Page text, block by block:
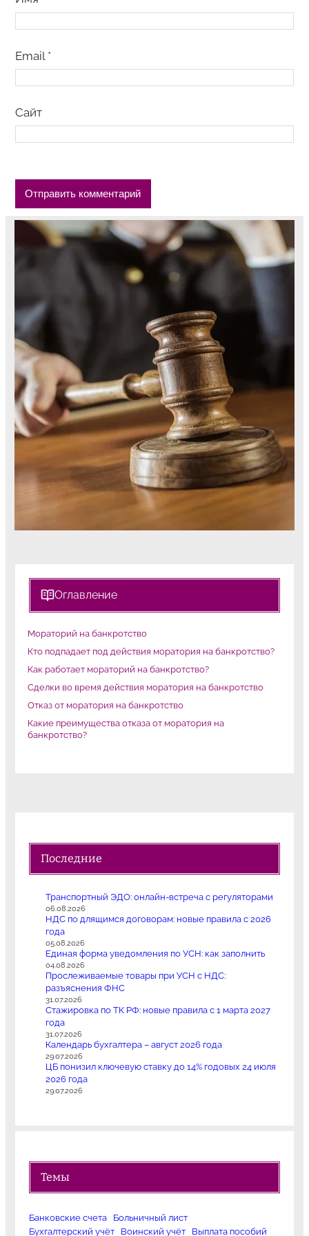
Email *
Сайт
Оглавление
Мораторий на банкротство
Кто подпадает под действия моратория на банкротство?
Как работает мораторий на банкротство?
Сделки во время действия моратория на банкротство
Отказ от моратория на банкротство
Какие преимущества отказа от моратория на
банкротство?
Последние
Транспортный ЭДО: онлайн-встреча с регуляторами
06.08.2026
НДС по длящимся договорам: новые правила с 2026
года
05.08.2026
Единая форма уведомления по УСН: как заполнить
04.08.2026
Прослеживаемые товары при УСН с НДС:
разъяснения ФНС
31.07.2026
Стажировка по ТК РФ: новые правила с 1 марта 2027
года
31.07.2026
Календарь бухгалтера – август 2026 года
29.07.2026
ЦБ понизил ключевую ставку до 14% годовых 24 июля
2026 года
29.07.2026
Темы
Банковские счета
Больничный лист
Бухгалтерский учёт
Воинский учёт
Выплата пособий